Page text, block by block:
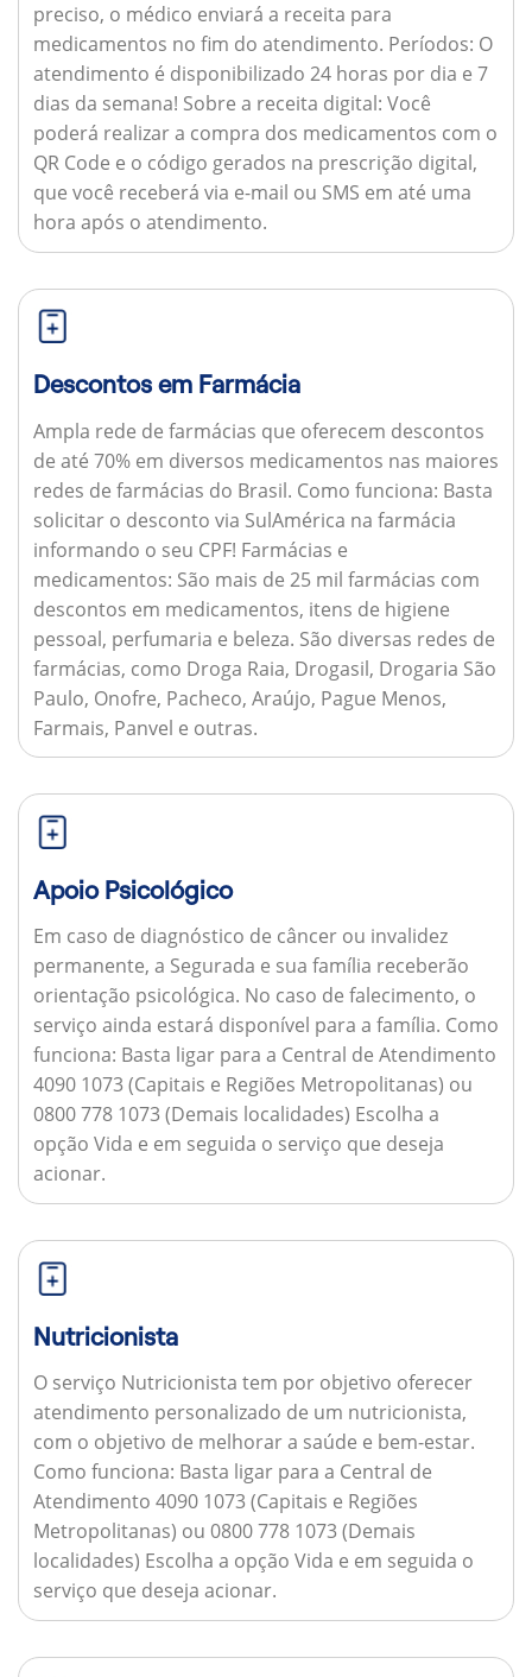
preciso, o médico enviará a receita para
medicamentos no fim do atendimento. Períodos: O
atendimento é disponibilizado 24 horas por dia e 7
dias da semana! Sobre a receita digital: Você
poderá realizar a compra dos medicamentos com o
QR Code e o código gerados na prescrição digital,
que você receberá via e-mail ou SMS em até uma
hora após o atendimento.
Descontos em Farmácia
Ampla rede de farmácias que oferecem descontos
de até 70% em diversos medicamentos nas maiores
redes de farmácias do Brasil. Como funciona: Basta
solicitar o desconto via SulAmérica na farmácia
informando o seu CPF! Farmácias e
medicamentos: São mais de 25 mil farmácias com
descontos em medicamentos, itens de higiene
pessoal, perfumaria e beleza. São diversas redes de
farmácias, como Droga Raia, Drogasil, Drogaria São
Paulo, Onofre, Pacheco, Araújo, Pague Menos,
Farmais, Panvel e outras.
Apoio Psicológico
Em caso de diagnóstico de câncer ou invalidez
permanente, a Segurada e sua família receberão
orientação psicológica. No caso de falecimento, o
serviço ainda estará disponível para a família. Como
funciona: Basta ligar para a Central de Atendimento
4090 1073 (Capitais e Regiões Metropolitanas) ou
0800 778 1073 (Demais localidades) Escolha a
opção Vida e em seguida o serviço que deseja
acionar.
Nutricionista
O serviço Nutricionista tem por objetivo oferecer
atendimento personalizado de um nutricionista,
com o objetivo de melhorar a saúde e bem-estar.
Como funciona: Basta ligar para a Central de
Atendimento 4090 1073 (Capitais e Regiões
Metropolitanas) ou 0800 778 1073 (Demais
localidades) Escolha a opção Vida e em seguida o
serviço que deseja acionar.